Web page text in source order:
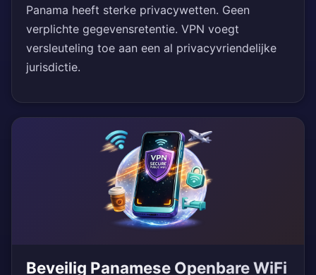
Panama heeft sterke privacywetten. Geen
verplichte gegevensretentie. VPN voegt
versleuteling toe aan een al privacyvriendelijke
jurisdictie.
Beveilig Panamese Openbare WiFi